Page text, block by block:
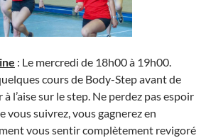
: Le mercredi de 18h00 à 19h00.
cours de Body-Step avant de
l’aise sur le step. Ne perdez pas espoir
vous suivrez, vous gagnerez en
vous sentir complètement revigoré